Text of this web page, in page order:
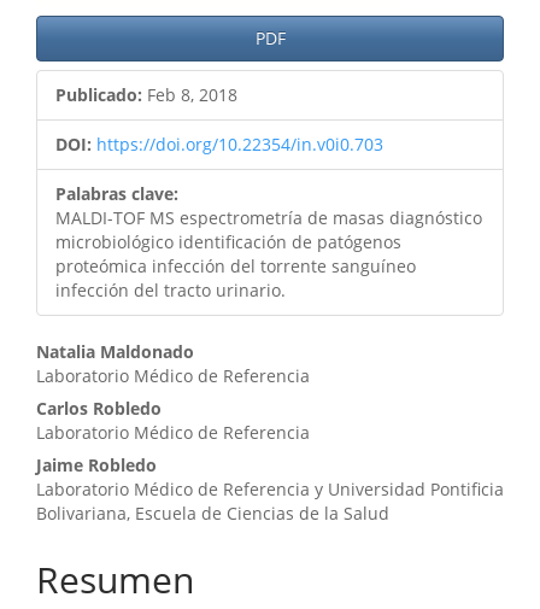
PDF
Publicado: Feb 8, 2018
DOI: https://doi.org/10.22354/in.v0i0.703
Palabras clave:
MALDI-TOF MS espectrometría de masas diagnóstico
microbiológico identificación de patógenos
proteómica infección del torrente sanguíneo
infección del tracto urinario.
Contenido
principal
del
artículo
Natalia Maldonado
Laboratorio Médico de Referencia
Carlos Robledo
Laboratorio Médico de Referencia
Jaime Robledo
Laboratorio Médico de Referencia y Universidad Pontificia
Bolivariana, Escuela de Ciencias de la Salud
Resumen